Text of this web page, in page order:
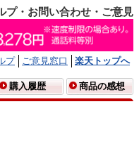
プ・お問い合わせ・ご意見
プ ご意見窓口
楽天トップへ
購入履歴 商品の感想